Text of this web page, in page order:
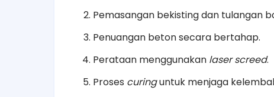
Pemasangan bekisting dan tulangan
Penuangan beton secara bertahap.
Perataan menggunakan laser screed.
Proses curinguntuk menjaga